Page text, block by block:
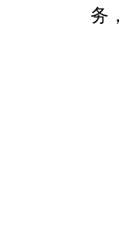
务